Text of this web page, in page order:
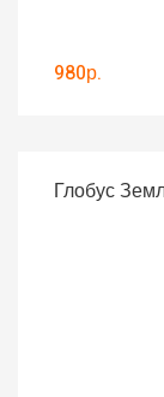
980р.
Глобус